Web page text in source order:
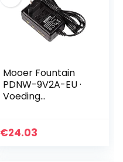
Mooer Fountain
PDNW-9V2A-EU ·
Voeding
€24.03